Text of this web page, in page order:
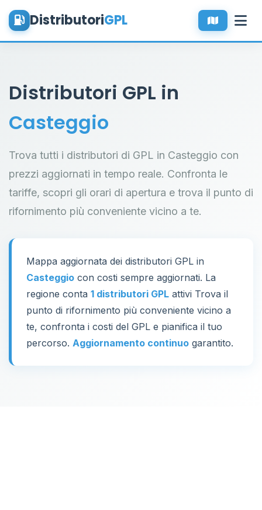
DistributoriGPL
Distributori GPL in
Casteggio
Trova tutti i distributori di GPL in Casteggio con
prezzi aggiornati in tempo reale. Confronta le
tariffe, scopri gli orari di apertura e trova il punto di
rifornimento più conveniente vicino a te.
Mappa aggiornata dei distributori GPL in
Casteggio con costi sempre aggiornati. La
regione conta 1 distributori GPL attivi Trova il
punto di rifornimento più conveniente vicino a
te, confronta i costi del GPL e pianifica il tuo
percorso. Aggiornamento continuo garantito.